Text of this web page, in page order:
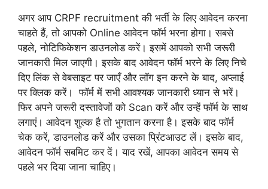
अगर आप CRPF recruitment की भर्ती के लिए आवेदन करना
चाहते हैं, तो आपको Online आवेदन फॉर्म भरना होगा। सबसे
पहले, नोटिफिकेशन डाउनलोड करें। इसमें आपको सभी जरूरी
जानकारी मिल जाएगी। इसके बाद आवेदन फॉर्म भरने के लिए निचे
दिए लिंक से वेबसाइट पर जाएँ और लॉग इन करने के बाद, अप्लाई
पर क्लिक करें। फॉर्म में सभी आवश्यक जानकारी ध्यान से भरें।
फिर अपने जरूरी दस्तावेजों को Scan करें और उन्हें फॉर्म के साथ
लगाएं। आवेदन शुल्क है तो भुगतान करना है। इसके बाद फॉर्म
चेक करें, डाउनलोड करें और उसका प्रिंटआउट लें। इसके बाद,
आवेदन फॉर्म सबमिट कर दें। याद रखें, आपका आवेदन समय से
पहले भर दिया जाना चाहिए।